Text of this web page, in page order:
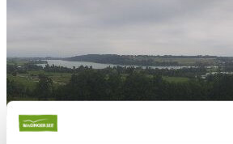
zur Webcam